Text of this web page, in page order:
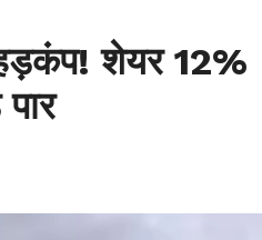
हड़कंप! शेयर 12%